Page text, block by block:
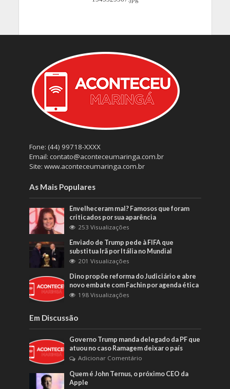
Fone: (44) 99718-XXXX
Email: contato@aconteceumaringa.com.br
Site: www.aconteceumaringa.com.br
As Mais Populares
Envelheceram mal? Famosos que foram
criticados por sua aparência
253 Visualizações
Enviado de Trump pede à FIFA que
substitua Irã por Itália no Mundial
201 Visualizações
Dino propõe reforma do Judiciário e abre
novo embate com Fachin por agenda ética
198 Visualizações
Em Discussão
Governo Trump manda delegado da PF que
atuou no caso Ramagem deixar o país
Adicionar Comentário
Quem é John Ternus, o próximo CEO da
Apple